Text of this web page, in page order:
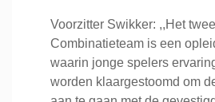
Voorzitter Swikker: ,,Het
Combinatieteam is een
waarin jonge spelers
worden klaargestoomd om